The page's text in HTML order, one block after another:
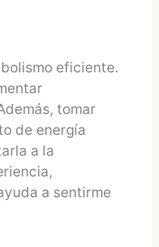
eficiente.
tomar
de energía
a la
a sentirme